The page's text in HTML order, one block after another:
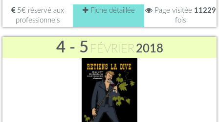
5€ réservé aux
professionnels
Fiche détaillée Page visitée 11229
fois
4 - 5 FÉVRIER2018